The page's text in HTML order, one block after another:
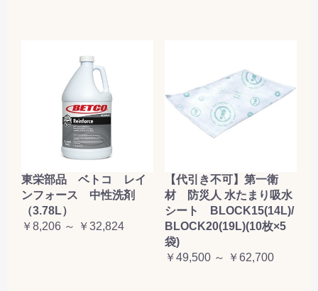
東栄部品 ベトコ レイ
ンフォース 中性洗剤
（3.78L）
￥8,206 ～ ￥32,824
【代引き不可】第一衛
材 防災人 水たまり吸水
シート BLOCK15(14L)/
BLOCK20(19L)(10枚×5
袋)
￥49,500 ～ ￥62,700